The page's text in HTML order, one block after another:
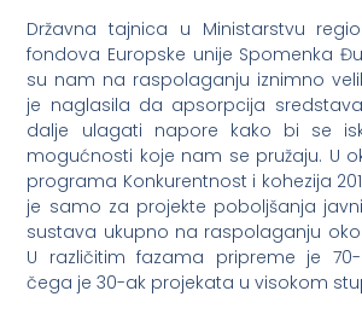
Državna tajnica u Ministarstvu
fondova Europske unije Spomenka
su nam na raspolaganju iznimno
je naglasila da apsorpcija
dalje ulagati napore kako bi se
mogućnosti koje nam se pružaju. U
programa Konkurentnost i kohezija
je samo za projekte poboljšanja
sustava ukupno na raspolaganju oko
U različitim fazama pripreme je
čega je 30-ak projekata u visokom